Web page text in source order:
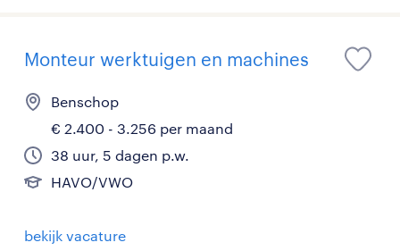
Monteur werktuigen en machines
Benschop
€ 2.400 - 3.256 per maand
38 uur, 5 dagen p.w.
HAVO/VWO
bekijk vacature